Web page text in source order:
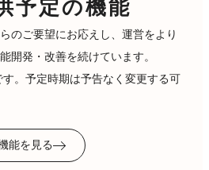
予定の機能
のご要望にお応えし、運営をより
開発・改善を続けています。
。予定時期は予告なく変更する可
能を見る